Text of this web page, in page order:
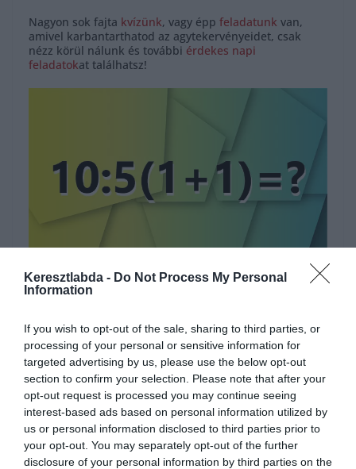
Keresztlabda - Do Not Process My Personal
Information
If you wish to opt-out of the sale, sharing to third parties, or
processing of your personal or sensitive information for
targeted advertising by us, please use the below opt-out
section to confirm your selection. Please note that after your
opt-out request is processed you may continue seeing
interest-based ads based on personal information utilized by
us or personal information disclosed to third parties prior to
your opt-out. You may separately opt-out of the further
disclosure of your personal information by third parties on the
Nagyon sok fajta kvízünk, vagy épp feladatunk van,
amivel karbantarthatod az agytekervényeidet, csak
nézz körül nálunk és további érdekes napi
feladatokat találhatsz!
Hirdetés